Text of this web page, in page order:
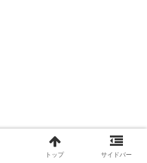
「直接のきっかけは昨年、
トップ サイドバー